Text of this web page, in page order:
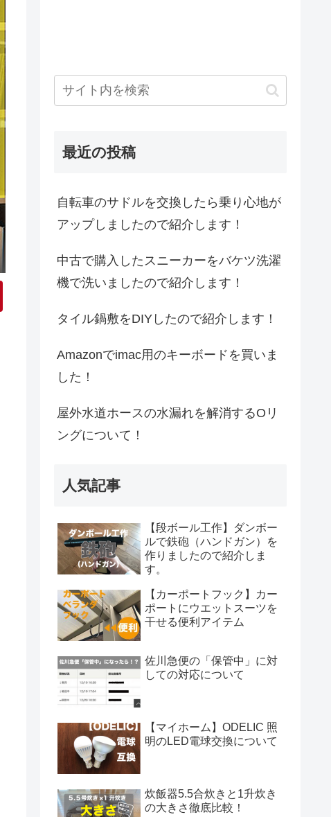
最近の投稿
自転車のサドルを交換したら乗り心地が
アップしましたので紹介します！
中古で購入したスニーカーをバケツ洗濯
機で洗いましたので紹介します！
タイル鍋敷をDIYしたので紹介します！
Amazonでimac用のキーボードを買いま
した！
屋外水道ホースの水漏れを解消するOリ
ングについて！
人気記事
【段ボール工作】ダンボー
ルで鉄砲（ハンドガン）を
作りましたので紹介しま
す。
【カーポートフック】カー
ポートにウエットスーツを
干せる便利アイテム
佐川急便の「保管中」に対
しての対応について
【マイホーム】ODELIC 照
明のLED電球交換について
炊飯器5.5合炊きと1升炊き
の大きさ徹底比較！